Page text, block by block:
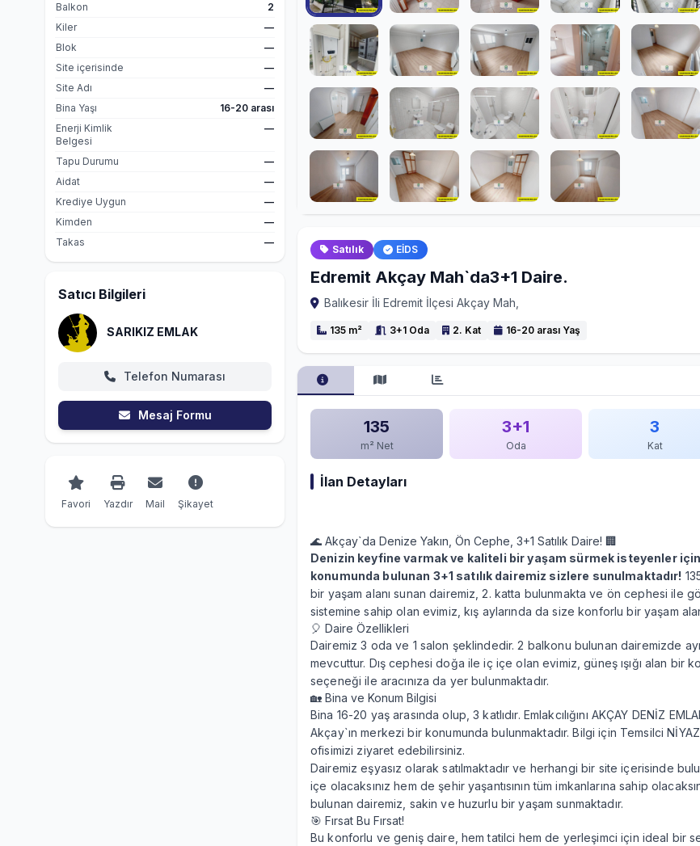
Balkon
2
Kiler
—
Blok
—
Site içerisinde
—
Site Adı
—
Bina Yaşı
16-20 arası
Enerji Kimlik
Belgesi
—
Tapu Durumu
—
Aidat
—
Krediye Uygun
—
Kimden
—
Takas
—
Satıcı Bilgileri
SARIKIZ EMLAK
Telefon Numarası
Mesaj Formu
Favori Yazdır Mail Şikayet
Satılık EİDS
Edremit Akçay Mah`da3+1 Daire.
Balıkesir İli Edremit İlçesi Akçay Mah,
135 m² 3+1 Oda 2. Kat 16-20 arası Yaş
135
m² Net
3+1
Oda
3
Kat
İlan Detayları
🌊 Akçay`da Denize Yakın, Ön Cephe, 3+1 Satılık Daire! 🏢
Denizin keyfine varmak ve kaliteli bir yaşam sürmek isteyenler için
konumunda bulunan 3+1 satılık dairemiz sizlere sunulmaktadır!
bir yaşam alanı sunan dairemiz, 2. katta bulunmakta ve ön cephesi ile
sistemine sahip olan evimiz, kış aylarında da size konforlu bir yaşam
🎈 Daire Özellikleri
Dairemiz 3 oda ve 1 salon şeklindedir. 2 balkonu bulunan dairemizde
mevcuttur. Dış cephesi doğa ile iç içe olan evimiz, güneş ışığı alan bir
seçeneği ile aracınıza da yer bulunmaktadır.
🏡 Bina ve Konum Bilgisi
Bina 16-20 yaş arasında olup, 3 katlıdır. Emlakcılığını AKÇAY DENİZ
Akçay`ın merkezi bir konumunda bulunmaktadır. Bilgi için Temsilci
ofisimizi ziyaret edebilirsiniz.
Dairemiz eşyasız olarak satılmaktadır ve herhangi bir site içerisinde
içe olacaksınız hem de şehir yaşantısının tüm imkanlarına sahip
bulunan dairemiz, sakin ve huzurlu bir yaşam sunmaktadır.
🎯 Fırsat Bu Fırsat!
Bu konforlu ve geniş daire, hem tatilci hem de yerleşimci için ideal bir